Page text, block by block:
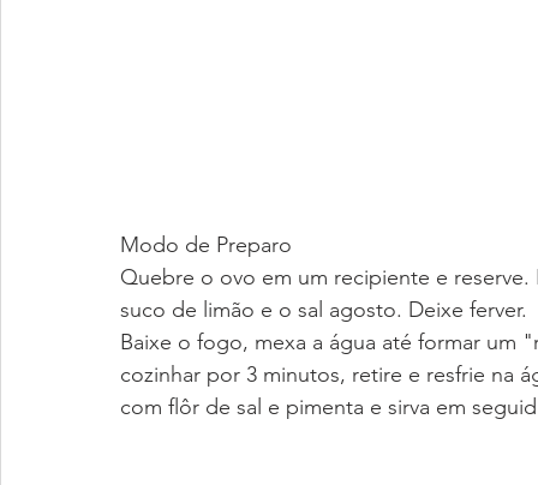
Modo de Preparo
Quebre o ovo em um recipiente e
suco de limão e o sal agosto. Deixe ferver.
Baixe o fogo, mexa a água até formar
cozinhar por 3 minutos, retire e resfrie na
com flôr de sal e pimenta e sirva em